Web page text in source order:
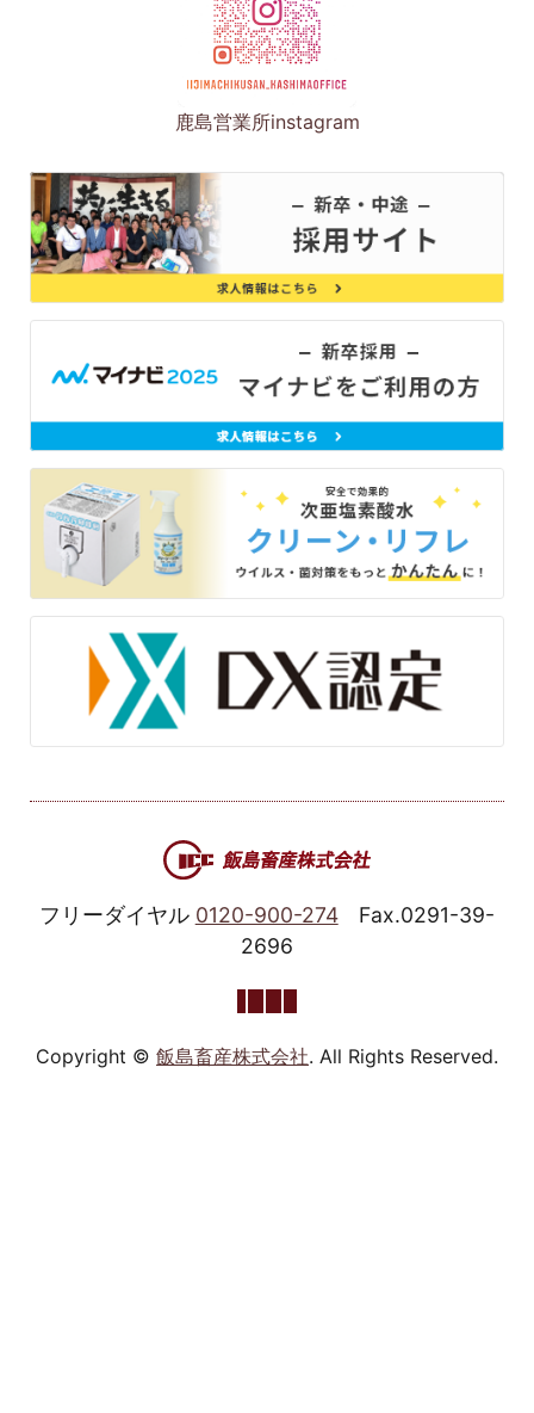
鹿島営業所instagram
フリーダイヤル 0120-900-274
Fax.0291-39-
2696
Copyright © 飯島畜産株式会社. All Rights Reserved.